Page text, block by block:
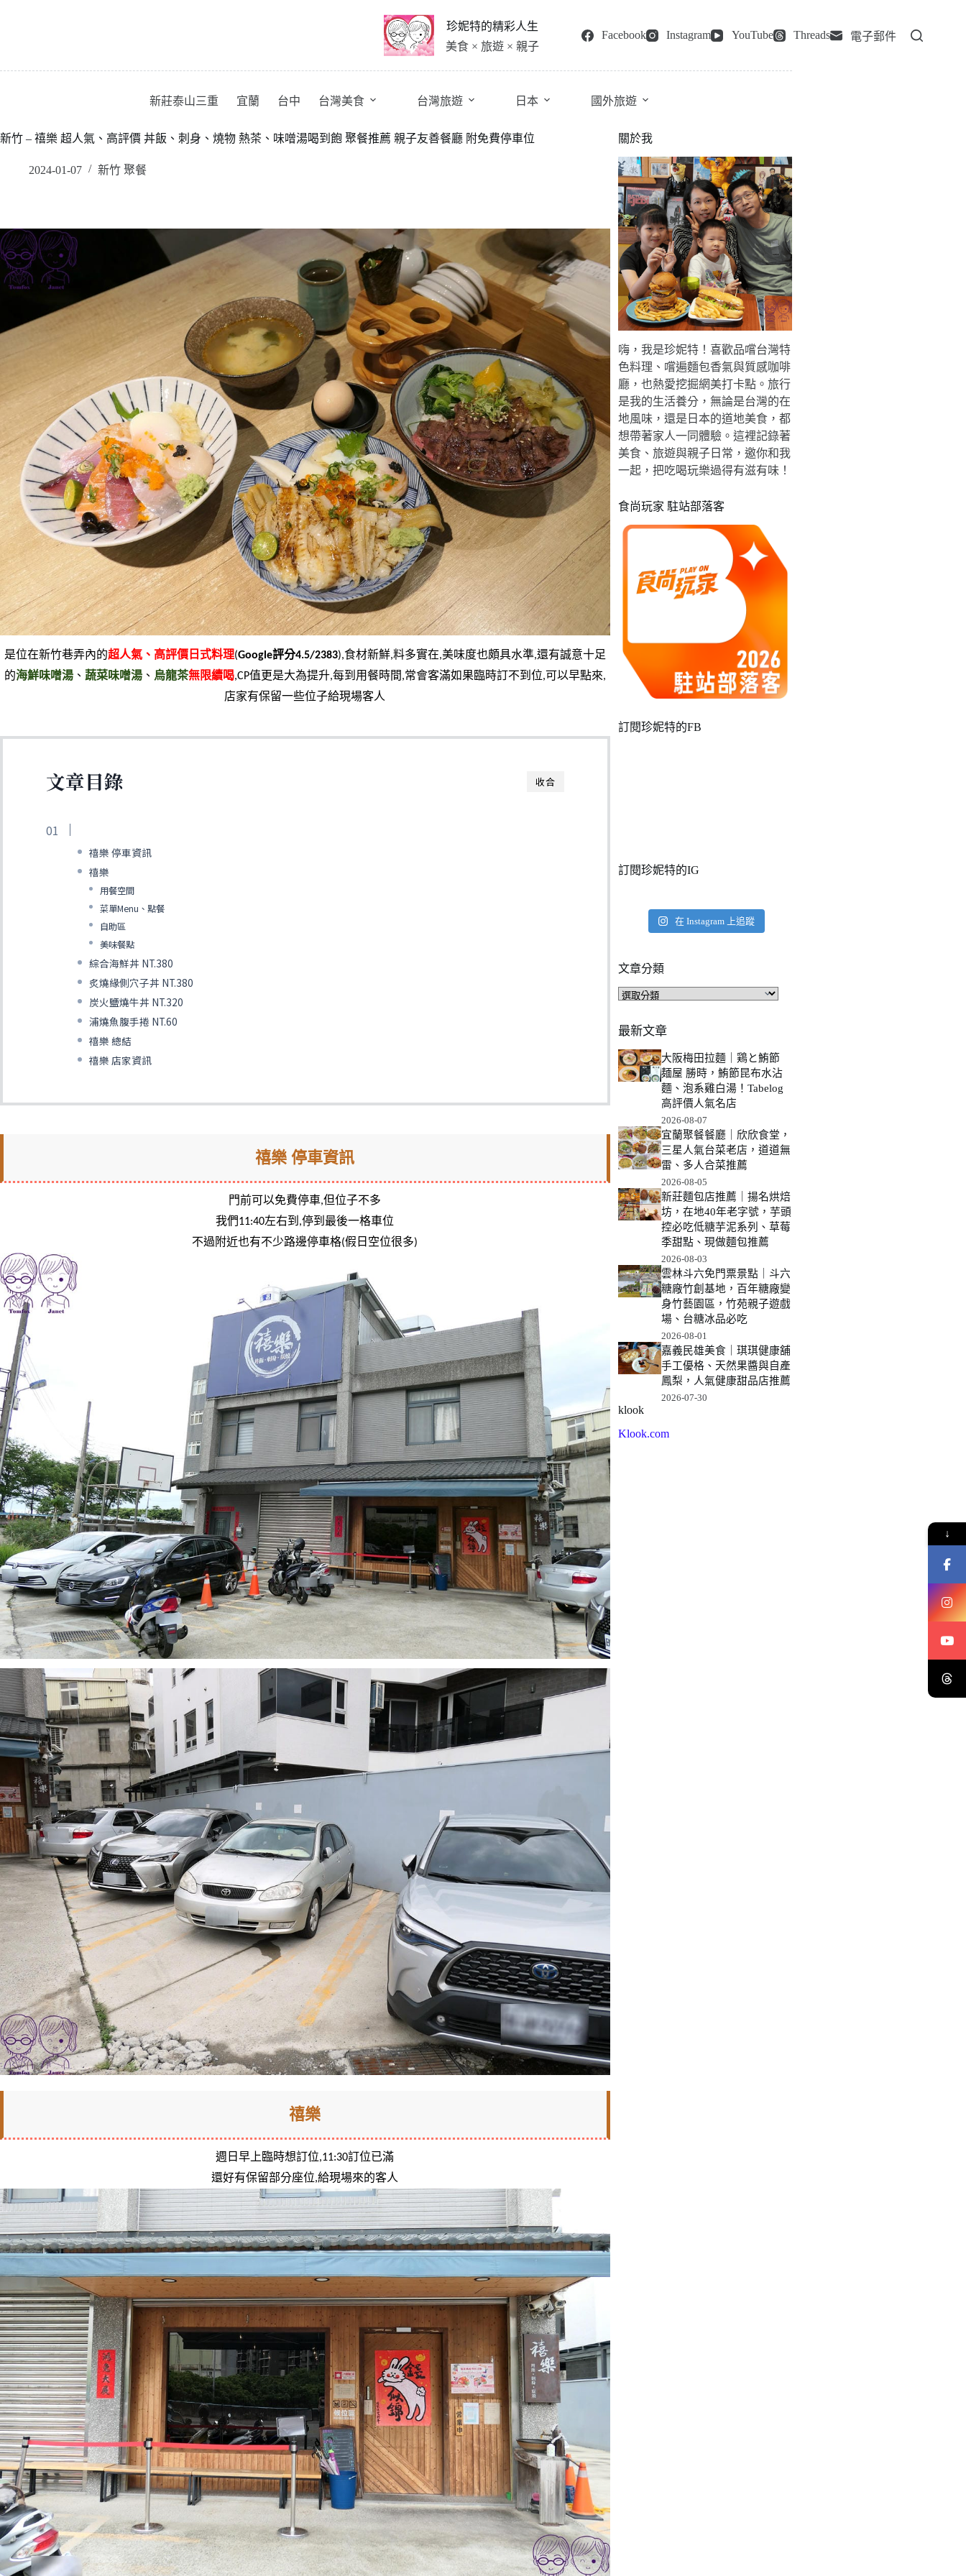
珍妮特的精彩人生
美食 × 旅遊 × 親子
Facebook Instagram YouTube Threads 電子郵件
新莊泰山三重 宜蘭 台中 台灣美食 台灣旅遊 日本 國外旅遊
新竹 – 禧樂 超人氣、高評價 丼飯、刺身、燒物 熱茶、味噌湯喝到飽 聚餐推薦 親子友善餐廳 附免費停車位
2024-01-07 新竹 聚餐
是位在新竹巷弄內的超人氣、高評價日式料理(Google評分4.5/2383),食材新鮮,料多實在,美味度也頗具水準,還有誠意十足
的海鮮味噌湯、 蔬菜味噌湯、 烏龍茶無限續喝,CP值更是大為提升,每到用餐時間,常會客滿如果臨時訂不到位,可以早點來,
店家有保留一些位子給現場客人
收合
文章目錄
禧樂 停車資訊
禧樂
用餐空間
菜單Menu、點餐
自助區
美味餐點
綜合海鮮丼 NT.380
炙燒緣側穴子丼 NT.380
炭火鹽燒牛丼 NT.320
浦燒魚腹手捲 NT.60
禧樂 總結
禧樂 店家資訊
禧樂 停車資訊
門前可以免費停車,但位子不多
我們11:40左右到,停到最後一格車位
不過附近也有不少路邊停車格(假日空位很多)
禧樂
週日早上臨時想訂位,11:30訂位已滿
還好有保留部分座位,給現場來的客人
關於我
嗨，我是珍妮特！喜歡品嚐台灣特
色料理、嚐遍麵包香氣與質感咖啡
廳，也熱愛挖掘網美打卡點。旅行
是我的生活養分，無論是台灣的在
地風味，還是日本的道地美食，都
想帶著家人一同體驗。這裡記錄著
美食、旅遊與親子日常，邀你和我
一起，把吃喝玩樂過得有滋有味！
食尚玩家 駐站部落客
訂閱珍妮特的FB
訂閱珍妮特的IG
在 Instagram 上追蹤
文章分類
文
分
類
最新文章
大阪梅田拉麵｜鶏と鮪節
麺屋 勝時，鮪節昆布水沾
麵、泡系雞白湯！Tabelog
高評價人氣名店
2026-08-07
宜蘭聚餐餐廳｜欣欣食堂，
三星人氣台菜老店，道道無
雷、多人合菜推薦
2026-08-05
新莊麵包店推薦｜揚名烘焙
坊，在地40年老字號，芋頭
控必吃低糖芋泥系列、草莓
季甜點、現做麵包推薦
2026-08-03
雲林斗六免門票景點｜斗六
糖廠竹創基地，百年糖廠變
身竹藝園區，竹苑親子遊戲
場、台糖冰品必吃
2026-08-01
嘉義民雄美食｜琪琪健康舖
手工優格、天然果醬與自產
鳳梨，人氣健康甜品店推薦
2026-07-30
klook
Klook.com
↓